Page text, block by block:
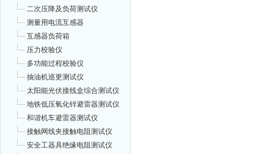
二次压降及负荷测试仪
测量用电流互感器
互感器负荷箱
压力校验仪
多功能过程校验仪
抽油机巡更测试仪
太阳能光伏接线盒综合测试仪
地铁低压氧化锌避雷器测试仪
和谐机车避雷器测试仪
接触网线夹接触电阻测试仪
安全工器具绝缘电阻测试仪